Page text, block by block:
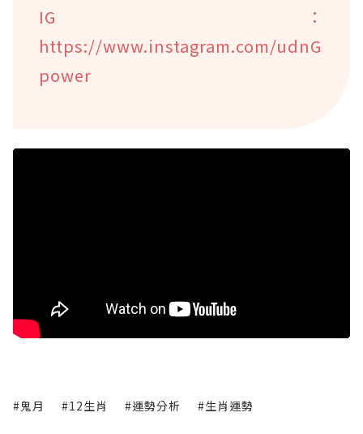
IG：
https://www.instagram.com/udnG
power
#鬼月 #12生肖 #運勢分析 #生肖運勢